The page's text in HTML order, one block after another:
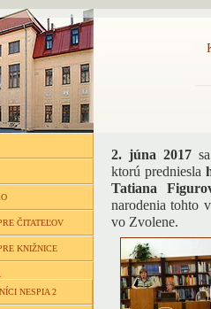
ČITATEĽOV
KNIŽNICE
NESPIA 2
2. júna 2017
ktorú predniesla
Tatiana
narodenia tohto
vo Zvolene.